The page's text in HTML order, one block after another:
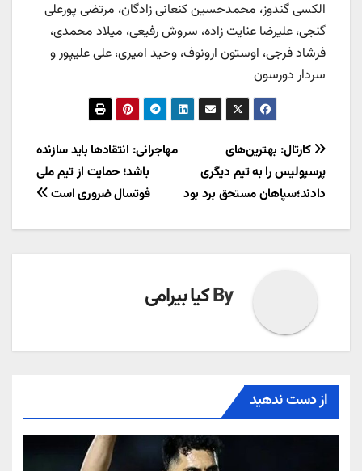
الکسی گندوز، محمدحسین کنعانی زادگان، مرتضی پورعلی
گنجی، علیرضا عنایت زاده، سروش رفیعی، میلاد محمدی،
فرشاد فرجی، اوستون ارونوف، وحید امیری، علی علیپور و
سردار دورسون
راهبری
نوشته
مهاجرانی: انتقادها باید سازنده
باشد؛ حمایت از تیم ملی
فوتسال ضروری است
کارتال: بهترین‌های
پرسپولیس را به تیم دیگری
دادند؛سپاهان مستحق برد بود
Byکیا بیرامی
از دست ندهید